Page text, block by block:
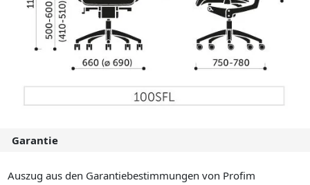
Garantie
Auszug aus den Garantiebestimmungen von Profim